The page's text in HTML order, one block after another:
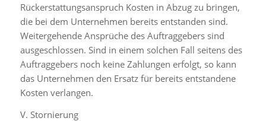
Rückerstattungsanspruch Kosten in Abzug zu bringen,
die bei dem Unternehmen bereits entstanden sind.
Weitergehende Ansprüche des Auftraggebers sind
ausgeschlossen. Sind in einem solchen Fall seitens des
Auftraggebers noch keine Zahlungen erfolgt, so kann
das Unternehmen den Ersatz für bereits entstandene
Kosten verlangen.
V. Stornierung